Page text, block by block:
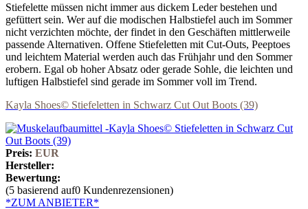
Stiefelette müssen nicht immer aus dickem Leder bestehen und
gefüttert sein. Wer auf die modischen Halbstiefel auch im Sommer
nicht verzichten möchte, der findet in den Geschäften mittlerweile
passende Alternativen. Offene Stiefeletten mit Cut-Outs, Peeptoes
und leichtem Material werden auch das Frühjahr und den Sommer
erobern. Egal ob hoher Absatz oder gerade Sohle, die leichten und
luftigen Halbstiefel sind gerade im Sommer voll im Trend.
Kayla Shoes© Stiefeletten in Schwarz Cut Out Boots (39)
Preis: EUR
Hersteller:
Bewertung:
(5 basierend auf0 Kundenrezensionen)
*ZUM ANBIETER*